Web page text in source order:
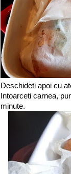
Deschideti apoi cu
Intoarceti carnea,
minute.